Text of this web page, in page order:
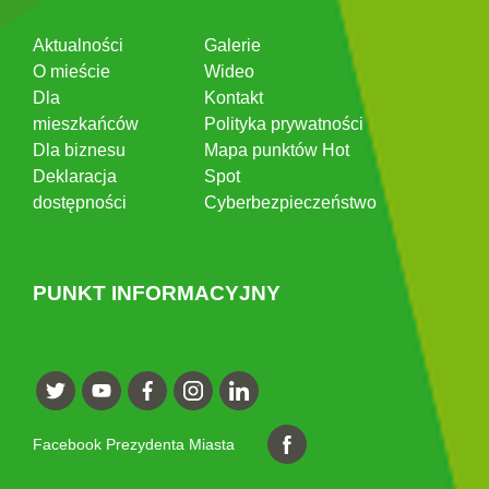
Aktualności
O mieście
Dla
mieszkańców
Dla biznesu
Deklaracja
dostępności
Galerie
Wideo
Kontakt
Polityka prywatności
Mapa punktów Hot
Spot
Cyberbezpieczeństwo
PUNKT INFORMACYJNY
Facebook Prezydenta Miasta